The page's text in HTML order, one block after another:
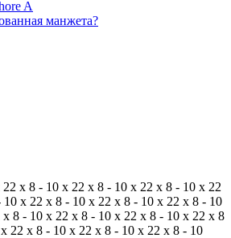
A
манжета?
x 8 - 10 x 22 x 8 - 10 x 22 x 8 - 10 x 22
x 22 x 8 - 10 x 22 x 8 - 10 x 22 x 8 - 10
8 - 10 x 22 x 8 - 10 x 22 x 8 - 10 x 22 x 8
22 x 8 - 10 x 22 x 8 - 10 x 22 x 8 - 10